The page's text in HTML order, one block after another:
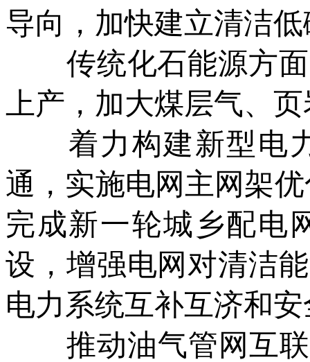
导向，加快建立清洁
传统化石能源方面
上产，加大煤层气、
着力构建新型电力
通，实施电网主网架
完成新一轮城乡配电
设，增强电网对清洁
电力系统互补互济和
推动油气管网互联